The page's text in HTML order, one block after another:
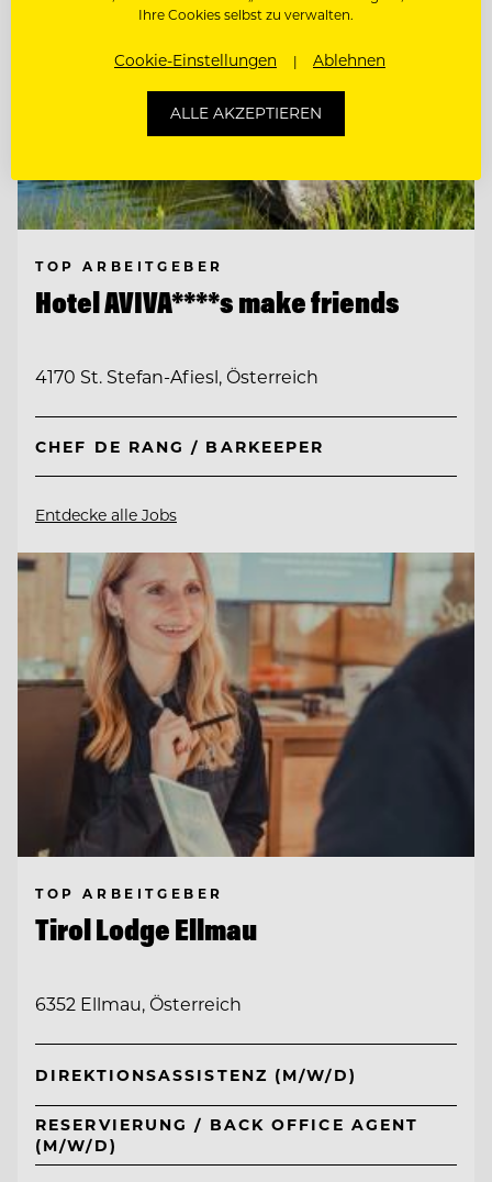
TOP ARBEITGEBER
Hotel AVIVA****s make friends
4170 St. Stefan-Afiesl, Österreich
CHEF DE RANG / BARKEEPER
Entdecke alle Jobs
TOP ARBEITGEBER
Tirol Lodge Ellmau
6352 Ellmau, Österreich
DIREKTIONSASSISTENZ (M/W/D)
RESERVIERUNG / BACK OFFICE AGENT
(M/W/D)
Ihre Cookies selbst zu verwalten.
Cookie-Einstellungen Ablehnen
ALLE AKZEPTIEREN